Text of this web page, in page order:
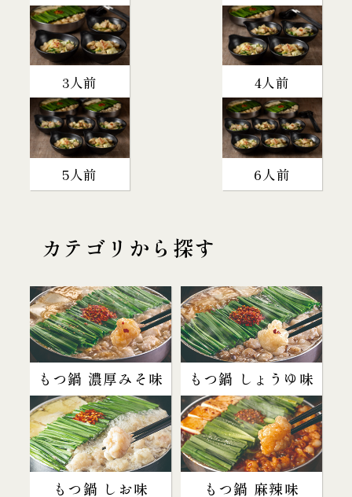
3人前 4人前
5人前 6人前
カテゴリから探す
もつ鍋 濃厚みそ味 もつ鍋 しょうゆ味
もつ鍋 しお味 もつ鍋 麻辣味